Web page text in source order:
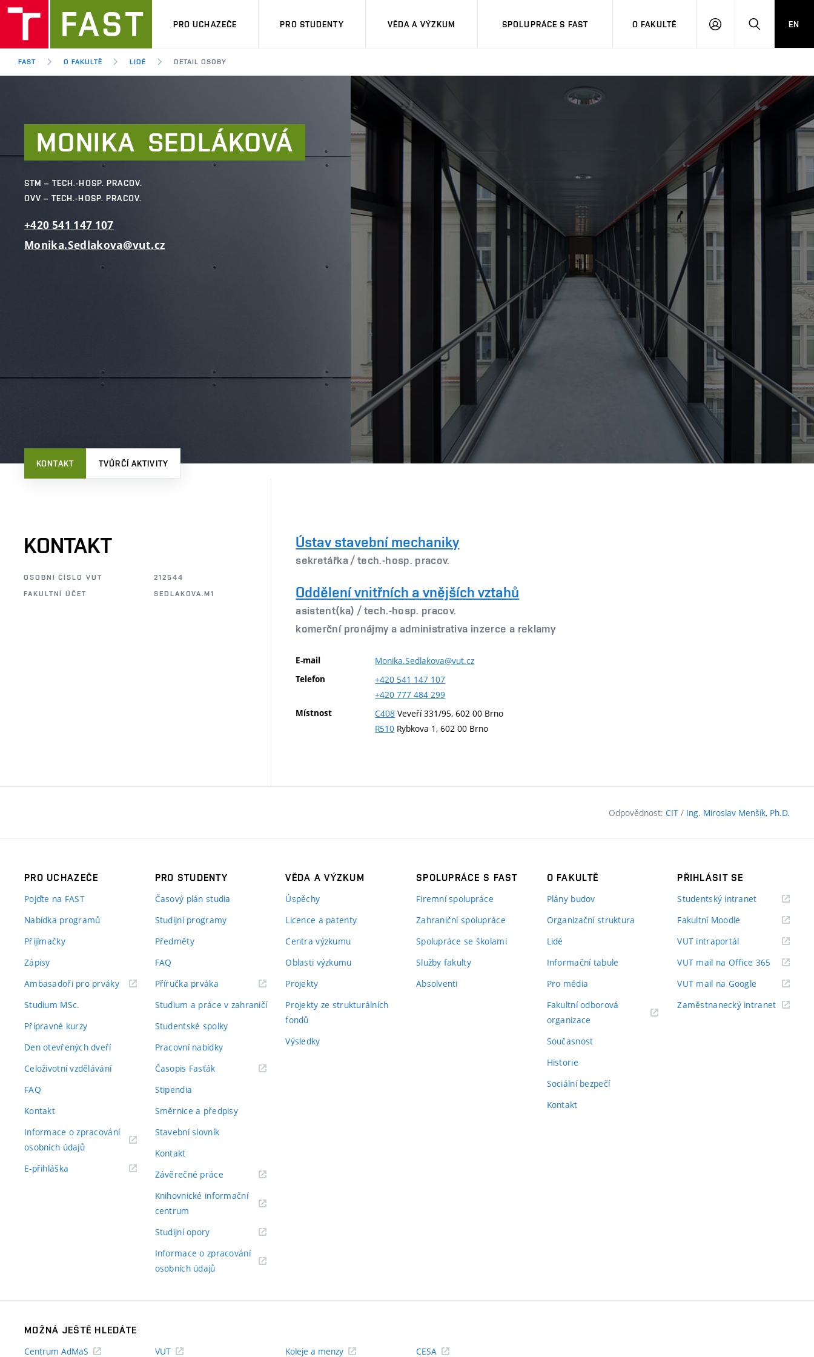
PRO UCHAZEČE PRO STUDENTY VĚDA A VÝZKUM SPOLUPRÁCE S FAST O FAKULTĚ
PŘIHLÁSITHLEDAT
EN
FAST O FAKULTĚ LIDÉ DETAIL OSOBY
MONIKA SEDLÁKOVÁ
STM – TECH.-HOSP. PRACOV.
OVV – TECH.-HOSP. PRACOV.
+420 541 147 107
Monika.Sedlakova@vut.cz
KONTAKT TVŮRČÍ AKTIVITY
KONTAKT
OSOBNÍ ČÍSLO VUT
212544
FAKULTNÍ ÚČET
SEDLAKOVA.M1
Ústav stavební mechaniky
sekretářka /tech.-hosp. pracov.
Oddělení vnitřních a vnějších vztahů
asistent(ka) /tech.-hosp. pracov.
komerční pronájmy a administrativa inzerce a reklamy
E-mail Monika.Sedlakova@vut.cz
Telefon +420 541 147 107
+420 777 484 299
Místnost C408 Veveří 331/95, 602 00 Brno
R510 Rybkova 1, 602 00 Brno
Odpovědnost: CIT / Ing. Miroslav Menšík, Ph.D.
PRO UCHAZEČE
Pojďte na FAST
Nabídka programů
Přijímačky
Zápisy
Ambasadoři pro prváky(externí
Studium MSc.
Přípravné kurzy
Den otevřených dveří
Celoživotní vzdělávání
FAQ
Kontakt
Informace o zpracování
osobních údajů(externí
E-přihláška
PRO STUDENTY
Časový plán studia
Studijní programy
Předměty
FAQ
Příručka prváka(externí
Studium a práce v zahraničí
Studentské spolky
Pracovní nabídky
Časopis Fasťák(externí
Stipendia
Směrnice a předpisy
Stavební slovník
Kontakt
Závěrečné práce(externí
Knihovnické informační
centrum
Studijní opory(externí
Informace o zpracování
osobních údajů(externí
VĚDA A VÝZKUM
Úspěchy
Licence a patenty
Centra výzkumu
Oblasti výzkumu
Projekty
Projekty ze strukturálních
fondů
Výsledky
SPOLUPRÁCE S FAST
Firemní spolupráce
Zahraniční spolupráce
Spolupráce se školami
Služby fakulty
Absolventi
O FAKULTĚ
Plány budov
Organizační struktura
Lidé
Informační tabule
Pro média
Fakultní odborová
organizace
Současnost
Historie
Sociální bezpečí
Kontakt
PŘIHLÁSIT SE
Studentský intranet(externí
Fakultní Moodle
VUT intraportál(externí
VUT mail na Office 365 (externí
odkaz)
VUT mail na Google (externí
Zaměstnanecký intranet(externí
MOŽNÁ JEŠTĚ HLEDÁTE
Centrum AdMaS
VUT Koleje a menzy CESA